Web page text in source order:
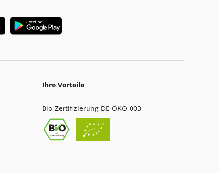
Ihre Vorteile
Bio-Zertifizierung DE-ÖKO-003